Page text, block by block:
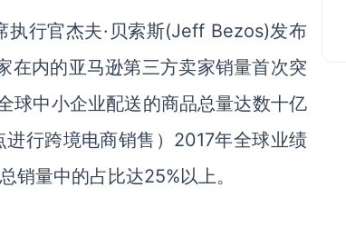
行官杰夫·贝索斯(Jeff Bezos)发布
在内的亚马逊第三方卖家销量首次突
球中小企业配送的商品总量达数十亿
行跨境电商销售）2017年全球业绩
销量中的占比达25%以上。